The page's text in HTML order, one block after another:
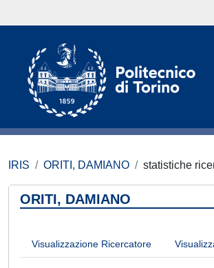
IRIS ORITI, DAMIANO statistiche
ORITI, DAMIANO
Visualizzazione Ricercatore